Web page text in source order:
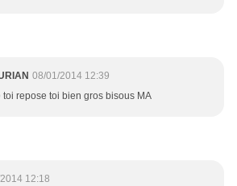
08/01/2014 12:39
repose toi bien gros bisous MA
12:18